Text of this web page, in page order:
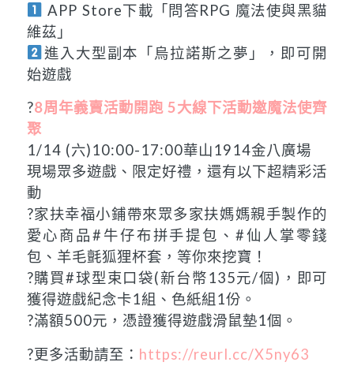
APP Store下載「問答RPG 魔法使與黑貓
維茲」
進入大型副本「烏拉諾斯之夢」，即可開
始遊戲
?8周年義賣活動開跑 5大線下活動邀魔法使齊
聚
1/14 (六)10:00-17:00華山1914金八廣場
現場眾多遊戲、限定好禮，還有以下超精彩活
動
?家扶幸福小鋪帶來眾多家扶媽媽親手製作的
愛心商品#牛仔布拼手提包、#仙人掌零錢
包、羊毛氈狐狸杯套，等你來挖寶！
?購買#球型束口袋(新台幣135元/個)，即可
獲得遊戲紀念卡1組、色紙組1份。
?滿額500元，憑證獲得遊戲滑鼠墊1個。
?更多活動請至： https://reurl.cc/X5ny63